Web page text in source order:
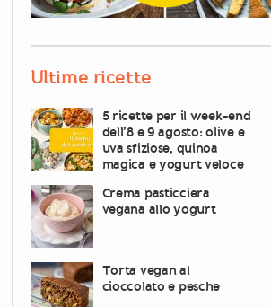
Ultime ricette
5 ricette per il week-end
dell’8 e 9 agosto: olive e
uva sfiziose, quinoa
magica e yogurt veloce
Crema pasticciera
vegana allo yogurt
Torta vegan al
cioccolato e pesche